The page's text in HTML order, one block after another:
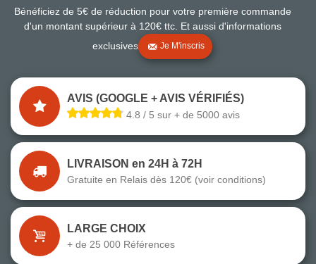
Bénéficiez de 5€ de réduction pour votre première commande
d'un montant supérieur à 120€ ttc. Et aussi d'informations
exclusives
Je M'inscris
AVIS (GOOGLE + AVIS VÉRIFIÉS)
4.8 / 5 sur + de 5000 avis
LIVRAISON en 24H à 72H
Gratuite en Relais dès 120€ (voir conditions)
LARGE CHOIX
+ de 25 000 Références